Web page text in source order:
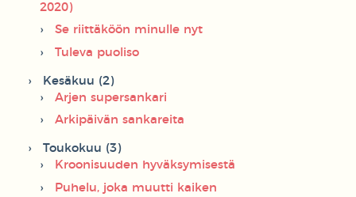
2020)
Se riittäköön minulle nyt
Tuleva puoliso
Kesäkuu (2)
Arjen supersankari
Arkipäivän sankareita
Toukokuu (3)
Kroonisuuden hyväksymisestä
Puhelu, joka muutti kaiken